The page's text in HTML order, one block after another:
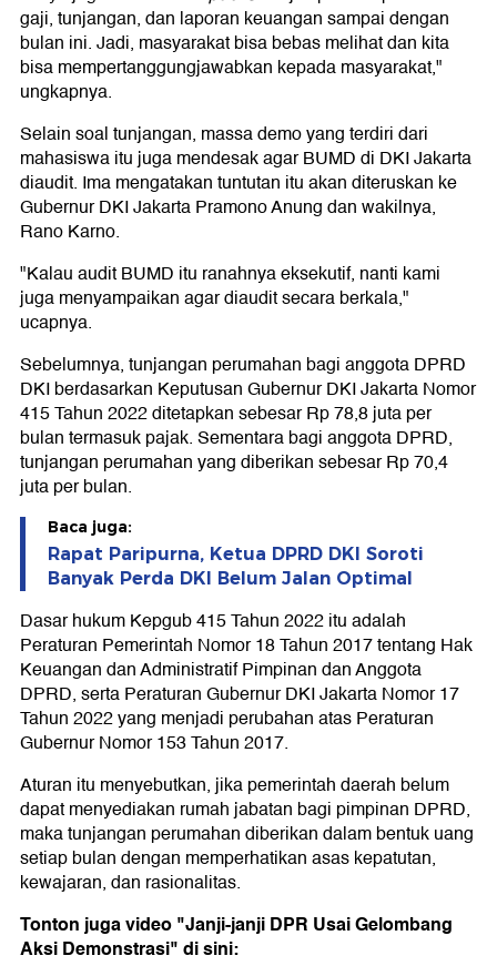
gaji, tunjangan, dan laporan keuangan sampai dengan
bulan ini. Jadi, masyarakat bisa bebas melihat dan kita
bisa mempertanggungjawabkan kepada masyarakat,"
ungkapnya.
Selain soal tunjangan, massa demo yang terdiri dari
mahasiswa itu juga mendesak agar BUMD di DKI Jakarta
diaudit. Ima mengatakan tuntutan itu akan diteruskan ke
Gubernur DKI Jakarta Pramono Anung dan wakilnya,
Rano Karno.
"Kalau audit BUMD itu ranahnya eksekutif, nanti kami
juga menyampaikan agar diaudit secara berkala,"
ucapnya.
Sebelumnya, tunjangan perumahan bagi anggota DPRD
DKI berdasarkan Keputusan Gubernur DKI Jakarta Nomor
415 Tahun 2022 ditetapkan sebesar Rp 78,8 juta per
bulan termasuk pajak. Sementara bagi anggota DPRD,
tunjangan perumahan yang diberikan sebesar Rp 70,4
juta per bulan.
Baca juga:
Rapat Paripurna, Ketua DPRD DKI Soroti
Banyak Perda DKI Belum Jalan Optimal
Dasar hukum Kepgub 415 Tahun 2022 itu adalah
Peraturan Pemerintah Nomor 18 Tahun 2017 tentang Hak
Keuangan dan Administratif Pimpinan dan Anggota
DPRD, serta Peraturan Gubernur DKI Jakarta Nomor 17
Tahun 2022 yang menjadi perubahan atas Peraturan
Gubernur Nomor 153 Tahun 2017.
Aturan itu menyebutkan, jika pemerintah daerah belum
dapat menyediakan rumah jabatan bagi pimpinan DPRD,
maka tunjangan perumahan diberikan dalam bentuk uang
setiap bulan dengan memperhatikan asas kepatutan,
kewajaran, dan rasionalitas.
Tonton juga video "Janji-janji DPR Usai Gelombang
Aksi Demonstrasi" di sini: